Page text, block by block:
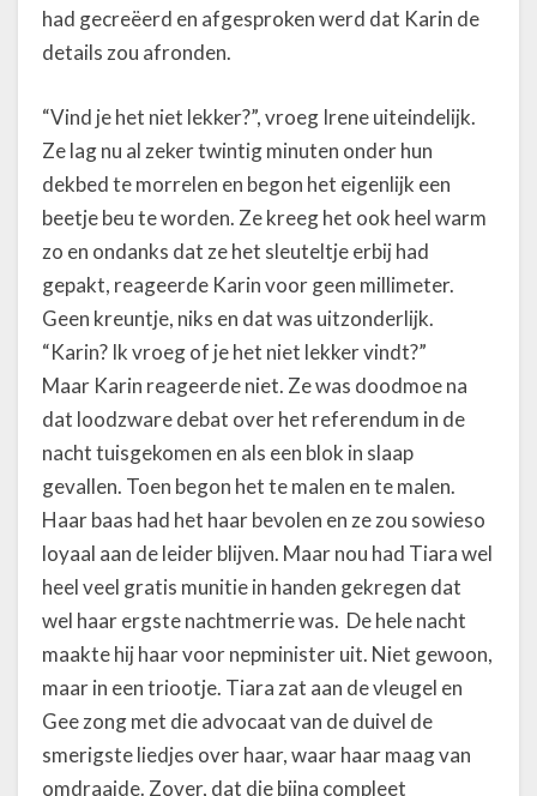
had gecreëerd en afgesproken werd dat Karin de
details zou afronden.
“Vind je het niet lekker?”, vroeg Irene uiteindelijk.
Ze lag nu al zeker twintig minuten onder hun
dekbed te morrelen en begon het eigenlijk een
beetje beu te worden. Ze kreeg het ook heel warm
zo en ondanks dat ze het sleuteltje erbij had
gepakt, reageerde Karin voor geen millimeter.
Geen kreuntje, niks en dat was uitzonderlijk.
“Karin? Ik vroeg of je het niet lekker vindt?”
Maar Karin reageerde niet. Ze was doodmoe na
dat loodzware debat over het referendum in de
nacht tuisgekomen en als een blok in slaap
gevallen. Toen begon het te malen en te malen.
Haar baas had het haar bevolen en ze zou sowieso
loyaal aan de leider blijven. Maar nou had Tiara wel
heel veel gratis munitie in handen gekregen dat
wel haar ergste nachtmerrie was. De hele nacht
maakte hij haar voor nepminister uit. Niet gewoon,
maar in een triootje. Tiara zat aan de vleugel en
Gee zong met die advocaat van de duivel de
smerigste liedjes over haar, waar haar maag van
omdraaide. Zover, dat die bijna compleet